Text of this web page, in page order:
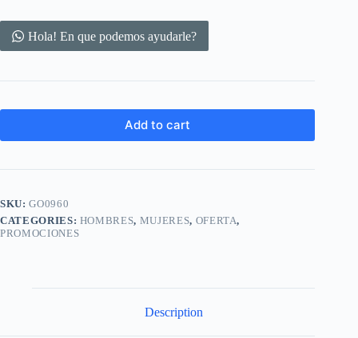
Hola! En que podemos ayudarle?
Add to cart
SKU:GO0960
CATEGORIES: HOMBRES, MUJERES, OFERTA,
PROMOCIONES
Description